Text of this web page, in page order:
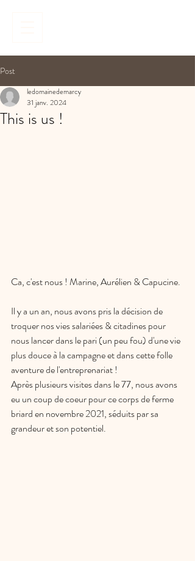
Post
This is us !
ledomainedemarcy
31 janv. 2024
Ca, c'est nous ! Marine, Aurélien & Capucine.
Il y a un an, nous avons pris la décision de
troquer nos vies salariées & citadines pour
nous lancer dans le pari (un peu fou) d'une vie
plus douce à la campagne et dans cette folle
aventure de l'entreprenariat !
Après plusieurs visites dans le 77, nous avons
eu un coup de coeur pour ce corps de ferme
briard en novembre 2021, séduits par sa
grandeur et son potentiel.